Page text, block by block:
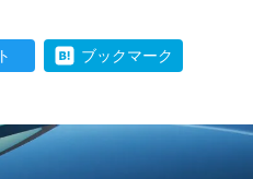
ブックマーク